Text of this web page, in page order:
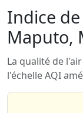
Indice
Maputo,
La qualité de l'air
l'échelle AQI